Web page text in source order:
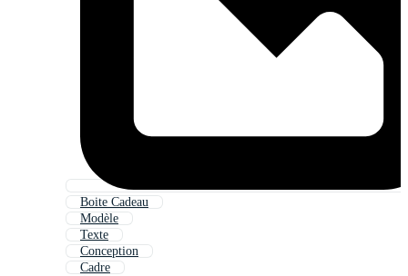
Boite Cadeau
Modèle
Texte
Conception
Cadre